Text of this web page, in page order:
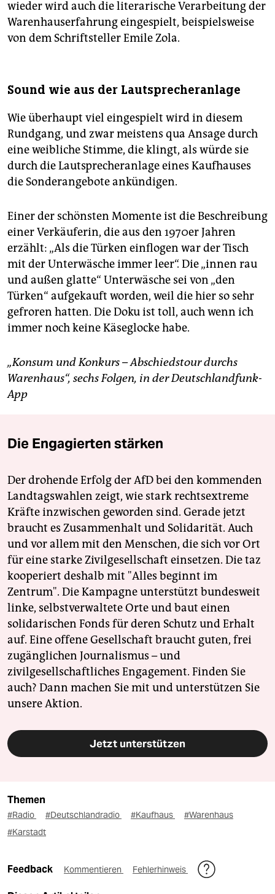
wieder wird auch die literarische Verarbeitung der
Waren­haus­erfahrung eingespielt, beispielsweise
von dem Schriftsteller Emile Zola.
Sound wie aus der Lautsprecheranlage
Wie überhaupt viel eingespielt wird in diesem
Rundgang, und zwar meistens qua Ansage durch
eine weibliche Stimme, die klingt, als würde sie
durch die Lautsprecheranlage eines Kaufhauses
die Sonderangebote ankündigen.
Einer der schönsten Momente ist die Beschreibung
einer Verkäuferin, die aus den 1970er Jahren
erzählt: „Als die Türken einflogen war der Tisch
mit der Unterwäsche immer leer“. Die „innen rau
und außen glatte“ Unterwäsche sei von „den
Türken“ aufgekauft worden, weil die hier so sehr
gefroren hatten. Die Doku ist toll, auch wenn ich
immer noch keine Käseglocke habe.
„Konsum und Konkurs – Abschiedstour durchs
Warenhaus“, sechs Folgen, in der Deutschlandfunk-
App
Die Engagierten stärken
Der drohende Erfolg der AfD bei den kommenden
Landtagswahlen zeigt, wie stark rechtsextreme
Kräfte inzwischen geworden sind. Gerade jetzt
braucht es Zusammenhalt und Solidarität. Auch
und vor allem mit den Menschen, die sich vor Ort
für eine starke Zivilgesellschaft einsetzen. Die taz
kooperiert deshalb mit "Alles beginnt im
Zentrum". Die Kampagne unterstützt bundesweit
linke, selbstverwaltete Orte und baut einen
solidarischen Fonds für deren Schutz und Erhalt
auf. Eine offene Gesellschaft braucht guten, frei
zugänglichen Journalismus – und
zivilgesellschaftliches Engagement. Finden Sie
auch? Dann machen Sie mit und unterstützen Sie
unsere Aktion.
Jetzt unterstützen
Themen
#Radio #Deutschlandradio #Kaufhaus
#Warenhaus
#Karstadt
Feedback Kommentieren Fehlerhinweis